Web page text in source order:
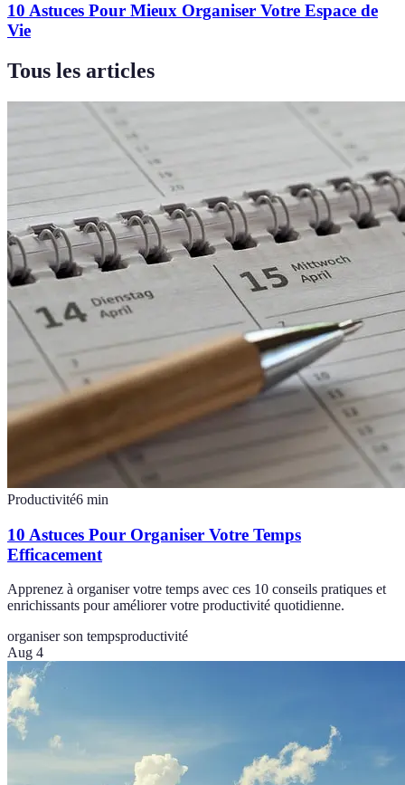
10 Astuces Pour Mieux Organiser Votre Espace de
Vie
Tous les articles
Productivité6 min
10 Astuces Pour Organiser Votre Temps
Efficacement
Apprenez à organiser votre temps avec ces 10 conseils pratiques et
enrichissants pour améliorer votre productivité quotidienne.
organiser son tempsproductivité
Aug 4